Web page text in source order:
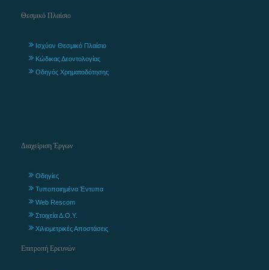
Θεσμικό Πλαίσιο
Ισχύον Θεσμικό Πλαίσιο
Κώδικας Δεοντολογίας
Οδηγός Χρηματοδότησης
Διαχείριση Έργων
Οδηγίες
Τυποποιημένα Έντυπα
Web Rescom
Στοιχεία Δ.Ο.Υ.
Χιλιομετρικές Αποστάσεις
Επιτροπή Ερευνών